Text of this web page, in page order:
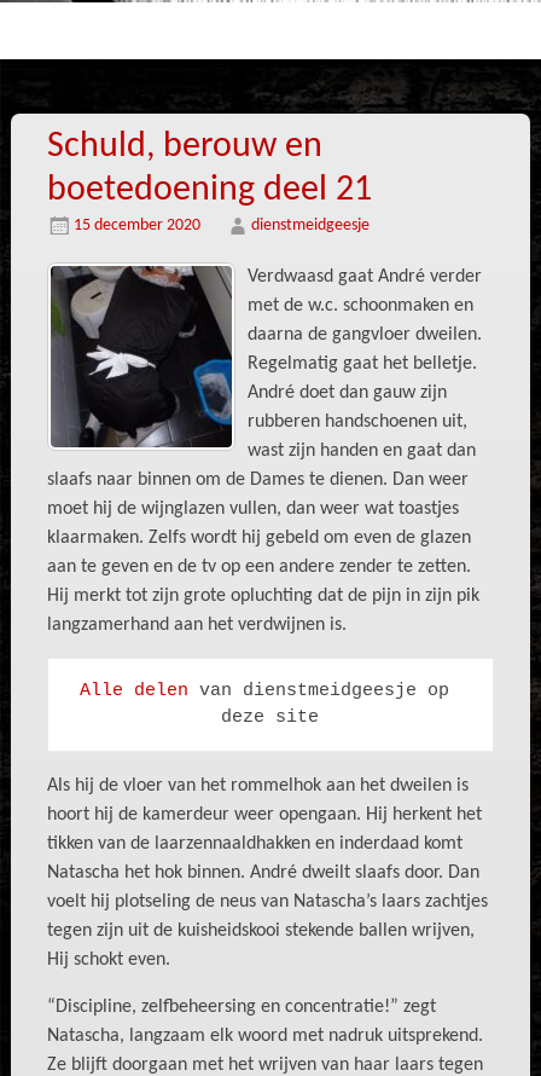
Schuld, berouw en
boetedoening deel 21
15 december 2020 dienstmeidgeesje
Verdwaasd gaat André verder
met de w.c. schoonmaken en
daarna de gangvloer dweilen.
Regelmatig gaat het belletje.
André doet dan gauw zijn
rubberen handschoenen uit,
wast zijn handen en gaat dan
slaafs naar binnen om de Dames te dienen. Dan weer
moet hij de wijnglazen vullen, dan weer wat toastjes
klaarmaken. Zelfs wordt hij gebeld om even de glazen
aan te geven en de tv op een andere zender te zetten.
Hij merkt tot zijn grote opluchting dat de pijn in zijn pik
langzamerhand aan het verdwijnen is.
Alle delen van dienstmeidgeesje op
deze site
Als hij de vloer van het rommelhok aan het dweilen is
hoort hij de kamerdeur weer opengaan. Hij herkent het
tikken van de laarzennaaldhakken en inderdaad komt
Natascha het hok binnen. André dweilt slaafs door. Dan
voelt hij plotseling de neus van Natascha’s laars zachtjes
tegen zijn uit de kuisheidskooi stekende ballen wrijven,
Hij schokt even.
“Discipline, zelfbeheersing en concentratie!” zegt
Natascha, langzaam elk woord met nadruk uitsprekend.
Ze blijft doorgaan met het wrijven van haar laars tegen